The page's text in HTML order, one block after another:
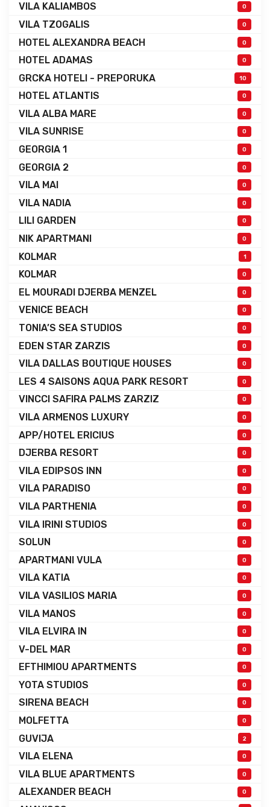
VILA KALIAMBOS 0
VILA TZOGALIS 0
HOTEL ALEXANDRA BEACH 0
HOTEL ADAMAS 0
GRCKA HOTELI - PREPORUKA 10
HOTEL ATLANTIS 0
VILA ALBA MARE 0
VILA SUNRISE 0
GEORGIA 1 0
GEORGIA 2 0
VILA MAI 0
VILA NADIA 0
LILI GARDEN 0
NIK APARTMANI 0
KOLMAR 1
KOLMAR 0
EL MOURADI DJERBA MENZEL 0
VENICE BEACH 0
TONIA’S SEA STUDIOS 0
EDEN STAR ZARZIS 0
VILA DALLAS BOUTIQUE HOUSES 0
LES 4 SAISONS AQUA PARK RESORT 0
VINCCI SAFIRA PALMS ZARZIZ 0
VILA ARMENOS LUXURY 0
APP/HOTEL ERICIUS 0
DJERBA RESORT 0
VILA EDIPSOS INN 0
VILA PARADISO 0
VILA PARTHENIA 0
VILA IRINI STUDIOS 0
SOLUN 0
APARTMANI VULA 0
VILA KATIA 0
VILA VASILIOS MARIA 0
VILA MANOS 0
VILA ELVIRA IN 0
V-DEL MAR 0
EFTHIMIOU APARTMENTS 0
YOTA STUDIOS 0
SIRENA BEACH 0
MOLFETTA 0
GUVIJA 2
VILA ELENA 0
VILA BLUE APARTMENTS 0
ALEXANDER BEACH 0